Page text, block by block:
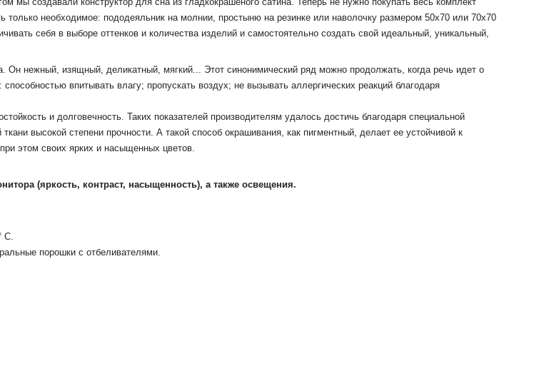
только необходимое: пододеяльник на молнии, простыню на резинке или наволочку размером 50х70 или 70х70
себя в выборе оттенков и количества изделий и самостоятельно создать свой идеальный, уникальный,
Он нежный, изящный, деликатный, мягкий... Этот синонимический ряд можно продолжать, когда речь идет о
впитывать влагу; пропускать воздух; не вызывать аллергических реакций благодаря
и долговечность. Таких показателей производителям удалось достичь благодаря специальной
высокой степени прочности. А такой способ окрашивания, как пигментный, делает ее устойчивой к
этом своих ярких и насыщенных цветов.
(яркость, контраст, насыщенность), а также освещения.
С.
порошки с отбеливателями.